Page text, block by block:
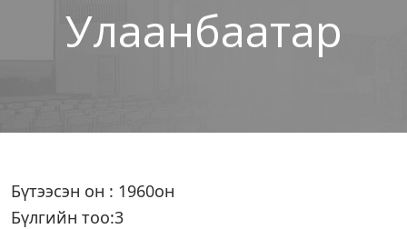
Улаанбаатар
Бүтээсэн он : 1960он
Бүлгийн тоо:3